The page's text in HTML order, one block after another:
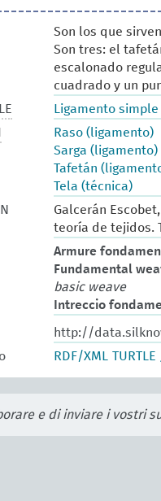
Son los que
Son tres: el
escalonado
cuadrado y un
Ligamento simple
Raso (ligamento)
Sarga (ligamento)
Tafetán
Tela (técnica)
Galcerán
teoría de tejidos.
Armure
Fundamental
basic weave
Intreccio
http://
RDF/XML TURTLE
e di inviare i vostri